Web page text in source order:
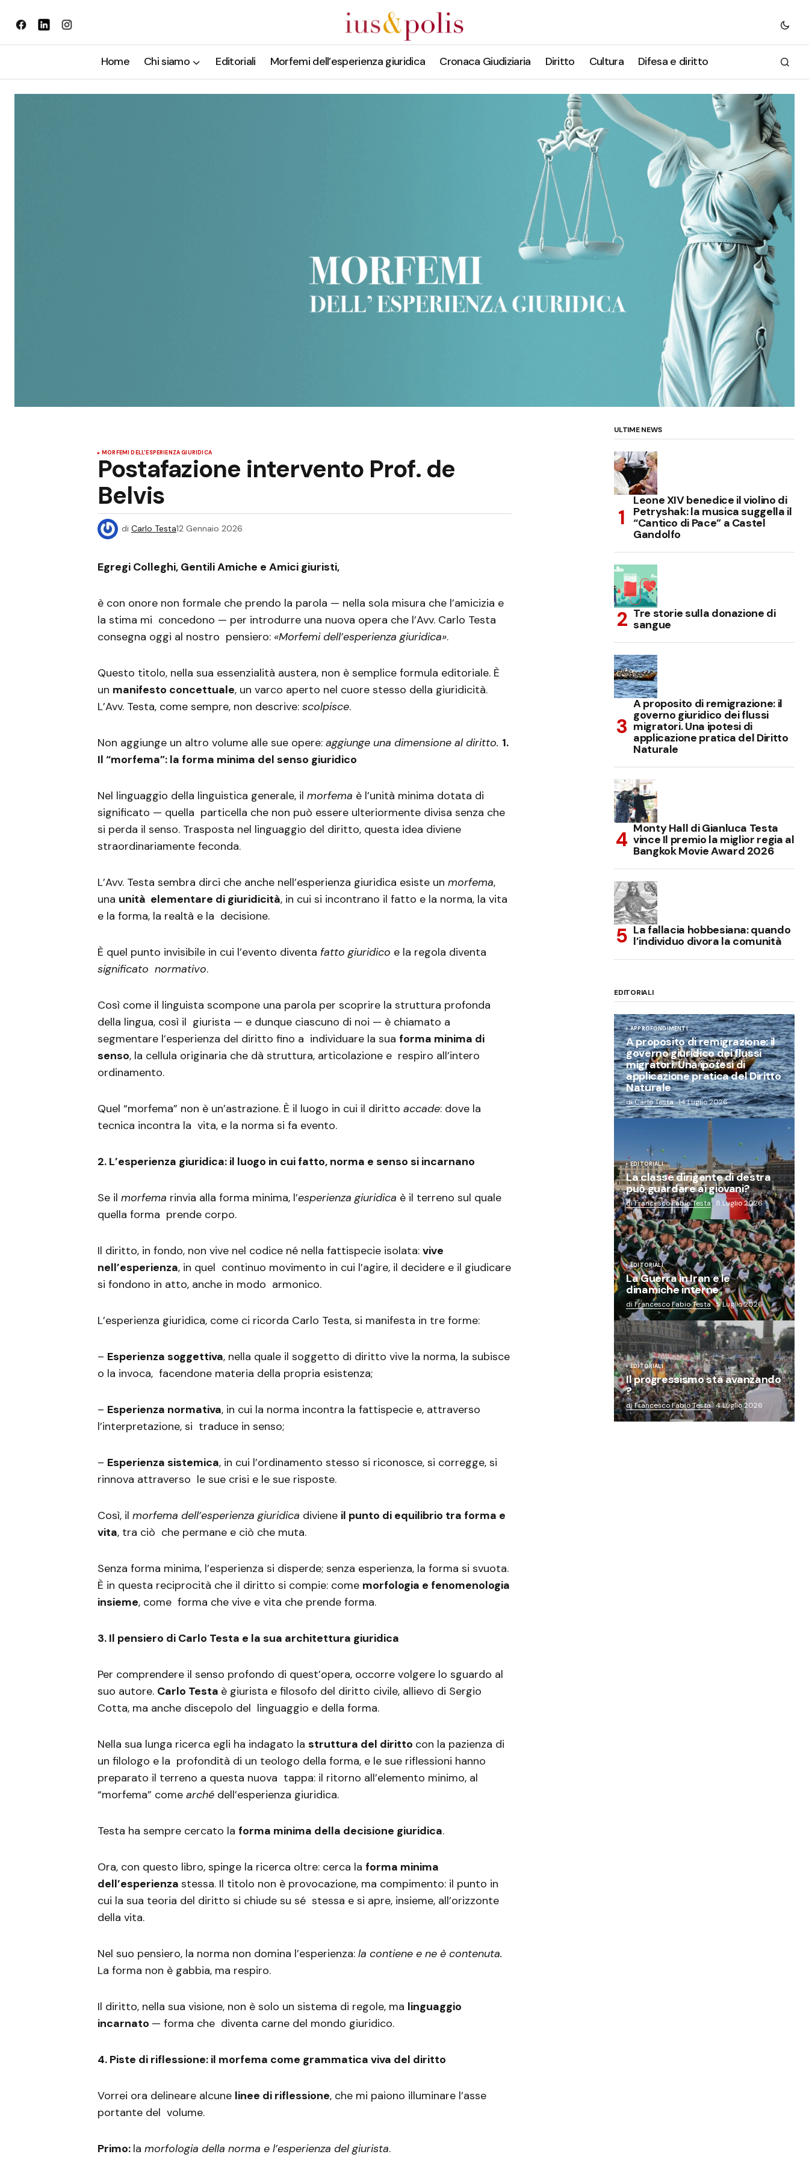
Home Chi siamo Editoriali Morfemi dell’esperienza giuridica Cronaca Giudiziaria Diritto Cultura Difesa e diritto
MORFEMI DELL'ESPERIENZA GIURIDICA
Postafazione intervento Prof. de
Belvis
di Carlo Testa12 Gennaio 2026
Egregi Colleghi, Gentili Amiche e Amici giuristi,
è con onore non formale che prendo la parola — nella sola misura che l’amicizia e
la stima mi concedono — per introdurre una nuova opera che l’Avv. Carlo Testa
consegna oggi al nostro pensiero: «Morfemi dell’esperienza giuridica».
Questo titolo, nella sua essenzialità austera, non è semplice formula editoriale. È
un manifesto concettuale, un varco aperto nel cuore stesso della giuridicità.
L’Avv. Testa, come sempre, non descrive: scolpisce.
Non aggiunge un altro volume alle sue opere: aggiunge una dimensione al diritto. 1.
Il “morfema”: la forma minima del senso giuridico
Nel linguaggio della linguistica generale, il morfema è l’unità minima dotata di
significato — quella particella che non può essere ulteriormente divisa senza che
si perda il senso. Trasposta nel linguaggio del diritto, questa idea diviene
straordinariamente feconda.
L’Avv. Testa sembra dirci che anche nell’esperienza giuridica esiste un morfema,
una unità elementare di giuridicità, in cui si incontrano il fatto e la norma, la vita
e la forma, la realtà e la decisione.
È quel punto invisibile in cui l’evento diventa fatto giuridico e la regola diventa
significato normativo.
Così come il linguista scompone una parola per scoprire la struttura profonda
della lingua, così il giurista — e dunque ciascuno di noi — è chiamato a
segmentare l’esperienza del diritto fino a individuare la sua forma minima di
senso, la cellula originaria che dà struttura, articolazione e respiro all’intero
ordinamento.
Quel “morfema” non è un’astrazione. È il luogo in cui il diritto accade: dove la
tecnica incontra la vita, e la norma si fa evento.
2. L’esperienza giuridica: il luogo in cui fatto, norma e senso si incarnano
Se il morfema rinvia alla forma minima, l’esperienza giuridica è il terreno sul quale
quella forma prende corpo.
Il diritto, in fondo, non vive nel codice né nella fattispecie isolata: vive
nell’esperienza, in quel continuo movimento in cui l’agire, il decidere e il giudicare
si fondono in atto, anche in modo armonico.
L’esperienza giuridica, come ci ricorda Carlo Testa, si manifesta in tre forme:
– Esperienza soggettiva, nella quale il soggetto di diritto vive la norma, la subisce
o la invoca, facendone materia della propria esistenza;
– Esperienza normativa, in cui la norma incontra la fattispecie e, attraverso
l’interpretazione, si traduce in senso;
– Esperienza sistemica, in cui l’ordinamento stesso si riconosce, si corregge, si
rinnova attraverso le sue crisi e le sue risposte.
Così, il morfema dell’esperienza giuridica diviene il punto di equilibrio tra forma e
vita, tra ciò che permane e ciò che muta.
Senza forma minima, l’esperienza si disperde; senza esperienza, la forma si svuota.
È in questa reciprocità che il diritto si compie: come morfologia e fenomenologia
insieme, come forma che vive e vita che prende forma.
3. Il pensiero di Carlo Testa e la sua architettura giuridica
Per comprendere il senso profondo di quest’opera, occorre volgere lo sguardo al
suo autore. Carlo Testa è giurista e filosofo del diritto civile, allievo di Sergio
Cotta, ma anche discepolo del linguaggio e della forma.
Nella sua lunga ricerca egli ha indagato la struttura del diritto con la pazienza di
un filologo e la profondità di un teologo della forma, e le sue riflessioni hanno
preparato il terreno a questa nuova tappa: il ritorno all’elemento minimo, al
“morfema” come arché dell’esperienza giuridica.
Testa ha sempre cercato la forma minima della decisione giuridica.
Ora, con questo libro, spinge la ricerca oltre: cerca la forma minima
dell’esperienza stessa. Il titolo non è provocazione, ma compimento: il punto in
cui la sua teoria del diritto si chiude su sé stessa e si apre, insieme, all’orizzonte
della vita.
Nel suo pensiero, la norma non domina l’esperienza: la contiene e ne è contenuta.
La forma non è gabbia, ma respiro.
Il diritto, nella sua visione, non è solo un sistema di regole, ma linguaggio
incarnato — forma che diventa carne del mondo giuridico.
4. Piste di riflessione: il morfema come grammatica viva del diritto
Vorrei ora delineare alcune linee di riflessione, che mi paiono illuminare l’asse
portante del volume.
Primo: la morfologia della norma e l’esperienza del giurista.
ULTIME NEWS
Leone XIV benedice il violino di
Petryshak: la musica suggella il
“Cantico di Pace” a Castel
Gandolfo
Tre storie sulla donazione di
sangue
A proposito di remigrazione: il
governo giuridico dei flussi
migratori. Una ipotesi di
applicazione pratica del Diritto
Naturale
Monty Hall di Gianluca Testa
vince Il premio la miglior regia al
Bangkok Movie Award 2026
La fallacia hobbesiana: quando
l’individuo divora la comunità
EDITORIALI
APPROFONDIMENTI
A proposito di remigrazione: il
governo giuridico dei flussi
migratori. Una ipotesi di
applicazione pratica del Diritto
Naturale
di Carlo Testa 14 Luglio 2026
EDITORIALI
La classe dirigente di destra
può guardare ai giovani?
di Francesco Fabio Testa 8 Luglio 2026
EDITORIALI
La Guerra in Iran e le
dinamiche interne
di Francesco Fabio Testa 5 Luglio 2026
EDITORIALI
Il progressismo sta avanzando
?
di Francesco Fabio Testa 4 Luglio 2026